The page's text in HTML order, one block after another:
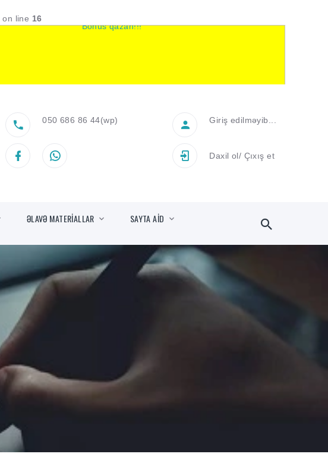
on line 16
050 686 86 44(wp) Giriş edilməyib...
Daxil ol/ Çıxış et
ƏLAVƏ MATERİALLAR SAYTA AİD